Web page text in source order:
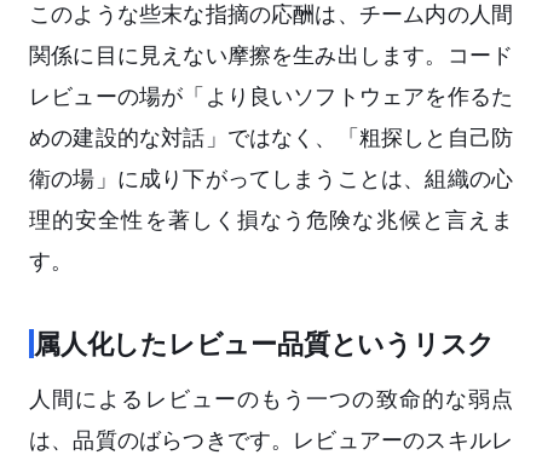
このような些末な指摘の応酬は、チーム内の人間
関係に目に見えない摩擦を生み出します。コード
レビューの場が「より良いソフトウェアを作るた
めの建設的な対話」ではなく、「粗探しと自己防
衛の場」に成り下がってしまうことは、組織の心
理的安全性を著しく損なう危険な兆候と言えま
す。
属人化したレビュー品質というリスク
人間によるレビューのもう一つの致命的な弱点
は、品質のばらつきです。レビュアーのスキルレ